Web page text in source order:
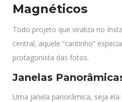
Magnéticos
Todo projeto que viraliza no
central, aquele “cantinho”
protagonista das fotos.
Janelas
Uma janela panorâmica, seja